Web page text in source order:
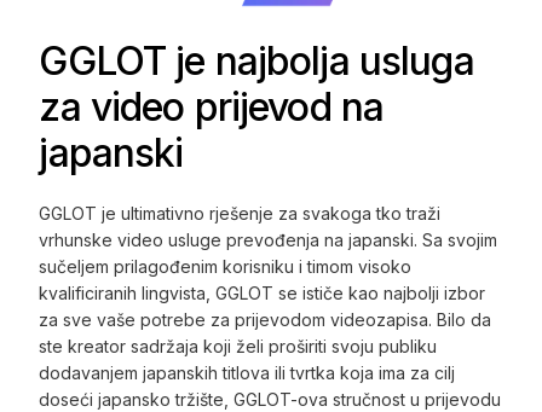
GGLOT je najbolja usluga
za video prijevod na
japanski
GGLOT je ultimativno rješenje za svakoga tko traži
vrhunske video usluge prevođenja na japanski. Sa svojim
sučeljem prilagođenim korisniku i timom visoko
kvalificiranih lingvista, GGLOT se ističe kao najbolji izbor
za sve vaše potrebe za prijevodom videozapisa. Bilo da
ste kreator sadržaja koji želi proširiti svoju publiku
dodavanjem japanskih titlova ili tvrtka koja ima za cilj
doseći japansko tržište, GGLOT-ova stručnost u prijevodu